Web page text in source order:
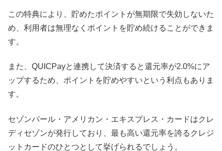
この特典により、貯めたポイントが無期限で失効しないた
め、利用者は無理なくポイントを貯め続けることができま
す。
また、QUICPayと連携して決済すると還元率が2.0%にア
ップするため、ポイントを貯めやすいという利点もありま
す。
セゾンパール・アメリカン・エキスプレス・カードはクレ
ディセゾンが発行しており、最も高い還元率を誇るクレジ
ットカードのひとつとして挙げられるでしょう。